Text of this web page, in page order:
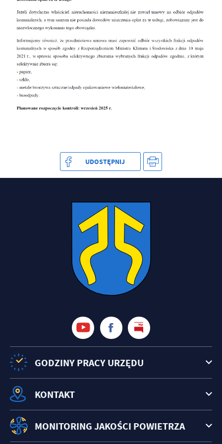
UDOSTĘPNIJ
GODZINY PRACY URZĘDU
KONTAKT
MONITORING JAKOŚCI POWIETRZA
społecznościowych.